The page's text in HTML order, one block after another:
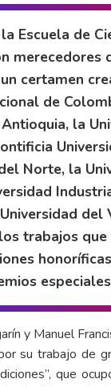
Escuela de
merecedores
certamen
de
la
Norte, la
del
trabajos que
y Manuel
su trabajo de
que